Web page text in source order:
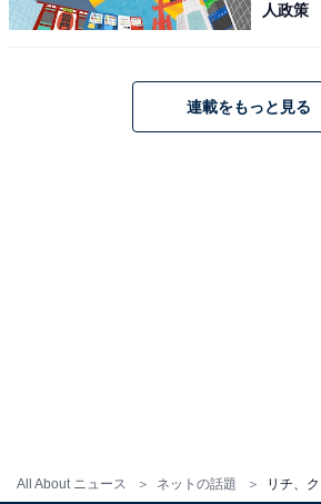
All About ニュース ネットの話題
人政策
連載をもっと見る